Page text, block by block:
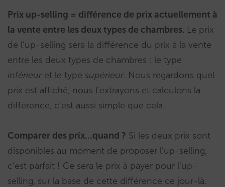
Prix up-selling = différence de prix actuellement à
la vente entre les deux types de chambres. Le prix
de l’up-selling sera la différence du prix à la vente
entre les deux types de chambres : le type
inférieuret le type supérieur. Nous regardons quel
prix est affiché, nous l’extrayons et calculons la
différence, c’est aussi simple que cela.
Comparer des prix…quand ? Si les deux prix sont
disponibles au moment de proposer l’up-selling,
c’est parfait ! Ce sera le prix à payer pour l’up-
selling, sur la base de cette différence ce jour-là.